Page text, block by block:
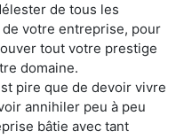
de tous les
votre entreprise, pour
tout votre prestige
domaine.
pire que de devoir vivre
annihiler peu à peu
bâtie avec tant